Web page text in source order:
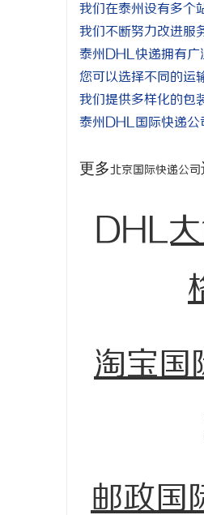
我们在泰州设有多个
我们不断努力改进服
泰州DHL快递拥有广
您可以选择不同的运
我们提供多样化的包
泰州DHL国际快递
更多北京国际快递公司
DHL
淘宝国
邮政国